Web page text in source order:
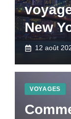
New
12 août
VOYAGES